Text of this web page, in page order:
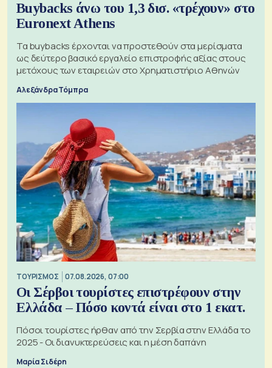
Buybacks άνω του 1,3 δισ. «τρέχουν» στο
Euronext Athens
Τα buybacks έρχονται να προστεθούν στα μερίσματα
ως δεύτερο βασικό εργαλείο επιστροφής αξίας στους
μετόχους των εταιρειών στο Χρηματιστήριο Αθηνών
Αλεξάνδρα Τόμπρα
ΤΟΥΡΙΣΜΟΣ 07.08.2026, 07:00
Οι Σέρβοι τουρίστες επιστρέφουν στην
Ελλάδα – Πόσο κοντά είναι στο 1 εκατ.
Πόσοι τουρίστες ήρθαν από την Σερβία στην Ελλάδα το
2025 - Οι διανυκτερεύσεις και η μέση δαπάνη
Μαρία Σιδέρη